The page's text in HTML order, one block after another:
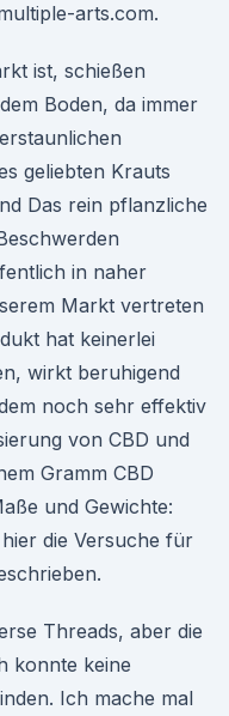
arts.com.
ist, schießen
Boden, da immer
geliebten Krauts
Das rein pflanzliche
in naher
Markt vertreten
hat keinerlei
wirkt beruhigend
noch sehr effektiv
von CBD und
Gramm CBD
und Gewichte:
die Versuche für
Threads, aber die
konnte keine
Ich mache mal